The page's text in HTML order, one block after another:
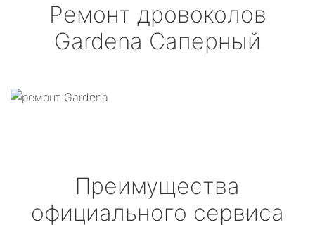
Ремонт дровоколов
Gardena Саперный
Преимущества
официального сервиса